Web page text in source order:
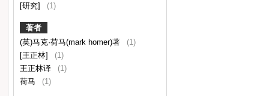
[研究]
(1)
著者
(英)马克·荷马(mark homer)著
(1)
[王正林]
(1)
王正林译
(1)
荷马
(1)